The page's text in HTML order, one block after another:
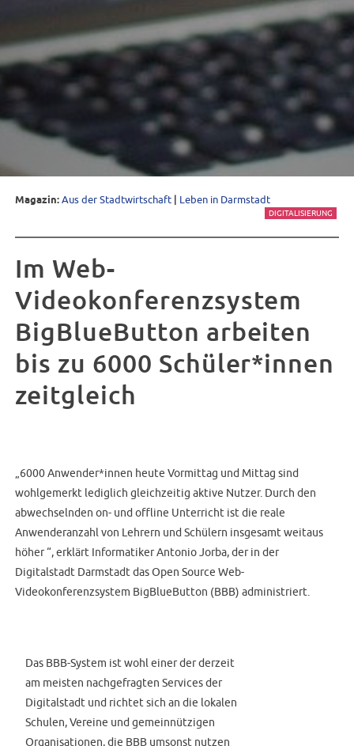
Magazin:Aus der Stadtwirtschaft Leben in Darmstadt
DIGITALISIERUNG
Im Web-
Videokonferenzsystem
BigBlueButton arbeiten
bis zu 6000 Schüler*innen
zeitgleich
„6000 Anwender*innen heute Vormittag und Mittag sind
wohlgemerkt lediglich gleichzeitig aktive Nutzer. Durch den
abwechselnden on- und offline Unterricht ist die reale
Anwenderanzahl von Lehrern und Schülern insgesamt weitaus
höher “, erklärt Informatiker Antonio Jorba, der in der
Digitalstadt Darmstadt das Open Source Web-
Videokonferenzsystem BigBlueButton (BBB) administriert.
Das BBB-System ist wohl einer der derzeit
am meisten nachgefragten Services der
Digitalstadt und richtet sich an die lokalen
Schulen, Vereine und gemeinnützigen
Organisationen, die BBB umsonst nutzen